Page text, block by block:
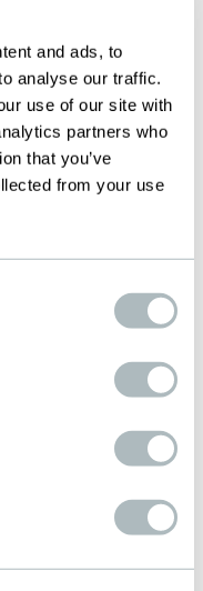
and ads, to
analyse our traffic.
use of our site with
partners who
that you’ve
from your use
Der
hohe vertikale
teilweise
sowie die starke
der Jury
hinaus
und
ist das ein
sondern
Für ein